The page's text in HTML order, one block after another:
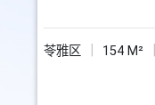
苓雅区 154 M²